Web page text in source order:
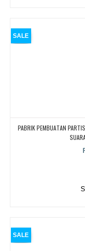
SALE
PABRIK PEMBUATAN
SALE